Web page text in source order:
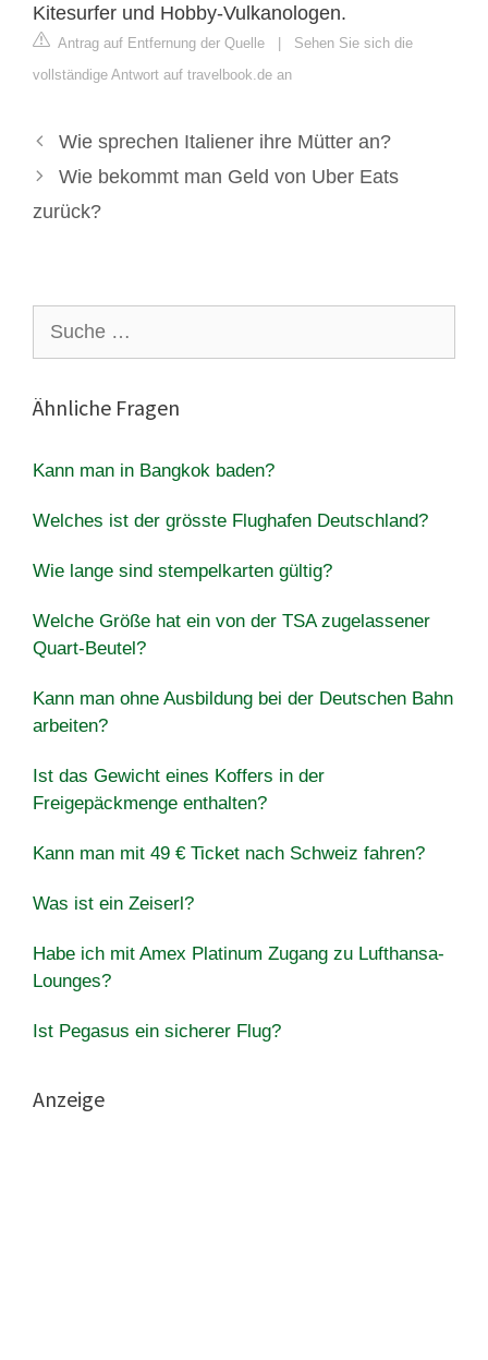
Kitesurfer und Hobby-Vulkanologen.
Antrag auf Entfernung der Quelle | Sehen Sie sich die
vollständige Antwort auf travelbook.de an
Wie sprechen Italiener ihre Mütter an?
Wie bekommt man Geld von Uber Eats
zurück?
nach:
Ähnliche Fragen
Kann man in Bangkok baden?
Welches ist der grösste Flughafen Deutschland?
Wie lange sind stempelkarten gültig?
Welche Größe hat ein von der TSA zugelassener
Quart-Beutel?
Kann man ohne Ausbildung bei der Deutschen Bahn
arbeiten?
Ist das Gewicht eines Koffers in der
Freigepäckmenge enthalten?
Kann man mit 49 € Ticket nach Schweiz fahren?
Was ist ein Zeiserl?
Habe ich mit Amex Platinum Zugang zu Lufthansa-
Lounges?
Ist Pegasus ein sicherer Flug?
Anzeige